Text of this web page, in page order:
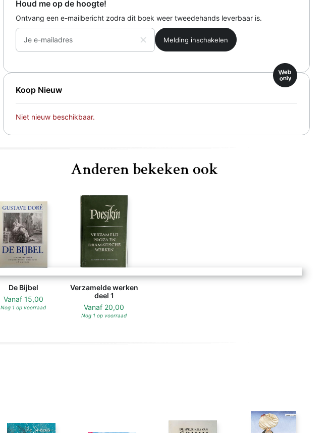
Houd me op de hoogte!
Ontvang een e-mailbericht zodra dit boek weer tweedehands leverbaar is.
Je e-mailadres
Koop Nieuw
Web
only
Niet nieuw beschikbaar.
Anderen bekeken ook
De Bijbel
Vanaf 15,00
Nog 1 op voorraad
Verzamelde werken
deel 1
Vanaf 20,00
Nog 1 op voorraad